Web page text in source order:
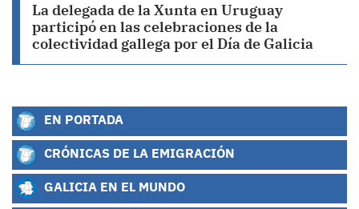
La delegada de la Xunta en Uruguay
participó en las celebraciones de la
colectividad gallega por el Día de Galicia
EN PORTADA
CRÓNICAS DE LA EMIGRACIÓN
GALICIA EN EL MUNDO